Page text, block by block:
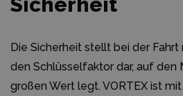
Die Sicherheit stellt bei der
den Schlüsselfaktor dar, auf den
großen Wert legt. VORTEX ist